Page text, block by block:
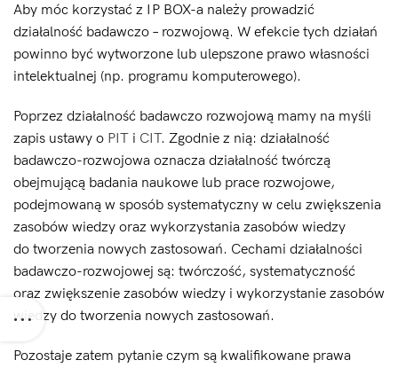
Aby móc korzystać z IP BOX-a należy prowadzić
działalność badawczo – rozwojową. W efekcie tych działań
powinno być wytworzone lub ulepszone prawo własności
intelektualnej (np. programu komputerowego).
Poprzez działalność badawczo rozwojową mamy na myśli
zapis ustawy o PIT i CIT. Zgodnie z nią: działalność
badawczo-rozwojowa oznacza działalność twórczą
obejmującą badania naukowe lub prace rozwojowe,
podejmowaną w sposób systematyczny w celu zwiększenia
zasobów wiedzy oraz wykorzystania zasobów wiedzy
do tworzenia nowych zastosowań. Cechami działalności
badawczo-rozwojowej są: twórczość, systematyczność
oraz zwiększenie zasobów wiedzy i wykorzystanie zasobów
wiedzy do tworzenia nowych zastosowań.
Pozostaje zatem pytanie czym są kwalifikowane prawa